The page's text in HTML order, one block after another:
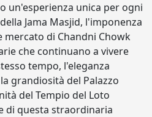
un'esperienza unica per ogni
Jama Masjid, l'imponenza
mercato di Chandni Chowk
che continuano a vivere
tempo, l'eleganza
grandiosità del Palazzo
del Tempio del Loto
di questa straordinaria